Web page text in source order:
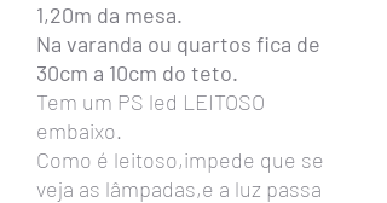
1,20m da mesa.
Na varanda ou quartos fica de
30cm a 10cm do teto.
Tem um PS led LEITOSO
embaixo.
Como é leitoso,impede que se
veja as lâmpadas,e a luz passa